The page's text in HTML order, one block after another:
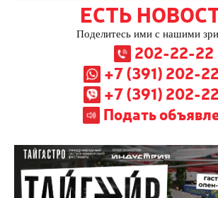
ЕСТЬ
Поделитесь ими с нашими
202-22-22
+7 (391) 202-
+7 (391) 202-
Подать